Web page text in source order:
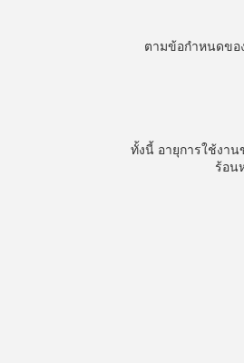
ตามข้อกำหนดขอ
ทั้งนี้ อายุการใช้งา
ร้อน